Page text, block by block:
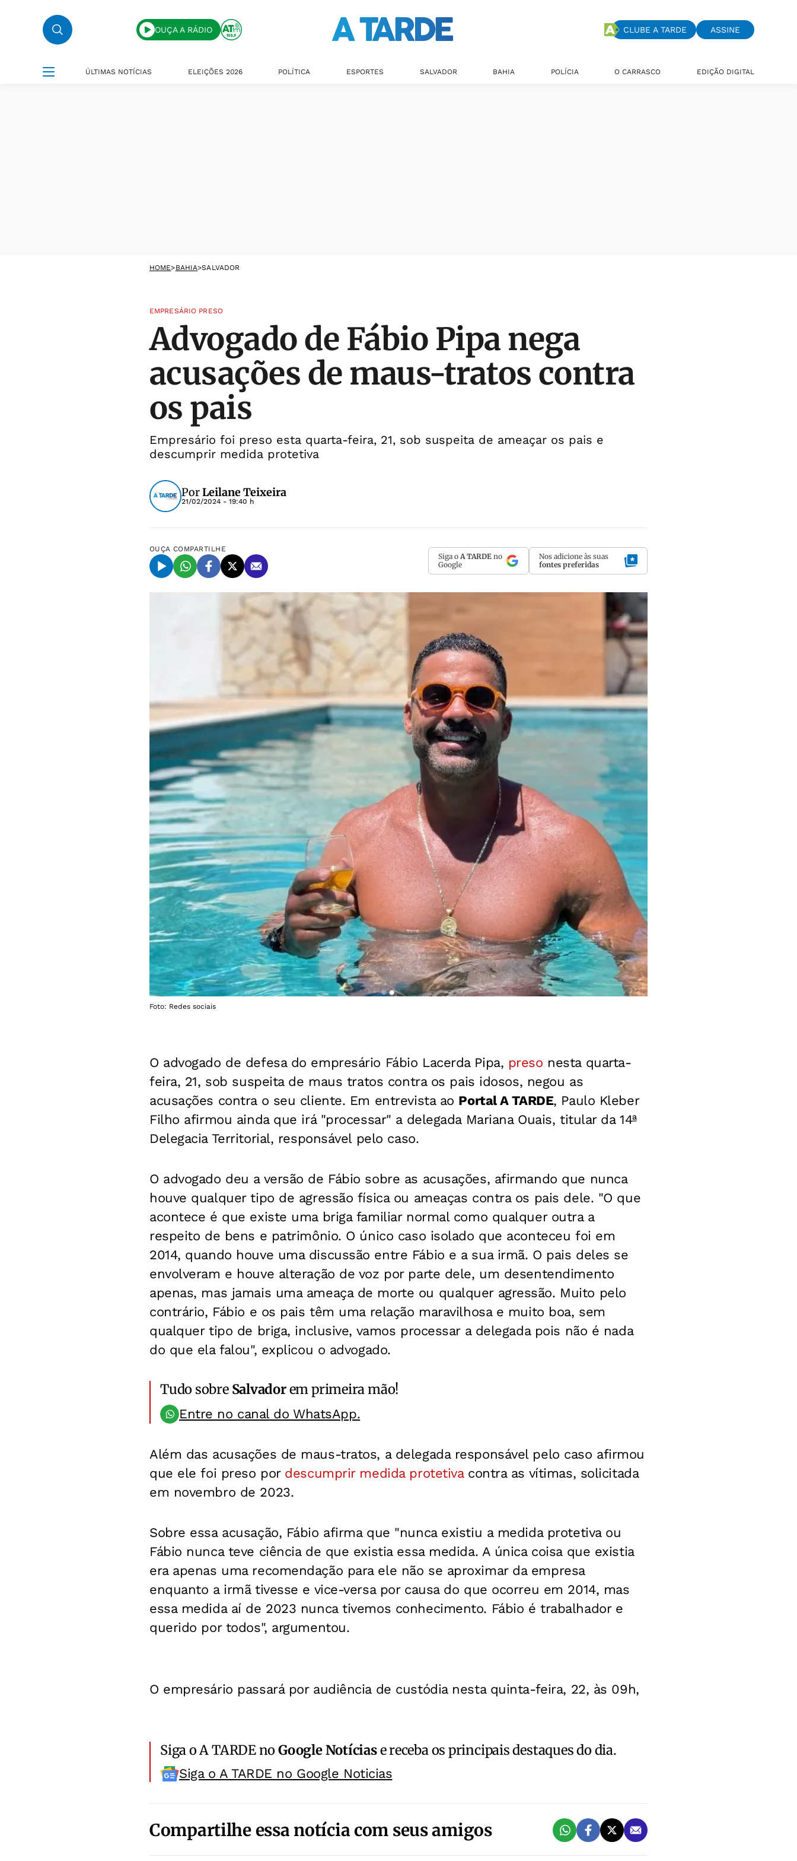
OUÇA A RÁDIO CLUBE A TARDE ASSINE
ÚLTIMAS NOTÍCIAS ELEIÇÕES 2026 POLÍTICA ESPORTES SALVADOR BAHIA POLÍCIA O CARRASCO EDIÇÃO DIGITAL
HOME>BAHIA>SALVADOR
EMPRESÁRIO PRESO
Advogado de Fábio Pipa nega
acusações de maus-tratos contra
os pais
Empresário foi preso esta quarta-feira, 21, sob suspeita de ameaçar os pais e
descumprir medida protetiva
PorLeilane Teixeira
21/02/2024 - 19:40 h
OUÇA COMPARTILHE
Siga o A TARDE no
Google
Nos adicione às suas
fontes preferidas
Foto: Redes sociais
O advogado de defesa do empresário Fábio Lacerda Pipa, preso nesta quarta-
feira, 21, sob suspeita de maus tratos contra os pais idosos, negou as
acusações contra o seu cliente. Em entrevista ao Portal A TARDE, Paulo Kleber
Filho afirmou ainda que irá "processar" a delegada Mariana Ouais, titular da 14ª
Delegacia Territorial, responsável pelo caso.
O advogado deu a versão de Fábio sobre as acusações, afirmando que nunca
houve qualquer tipo de agressão física ou ameaças contra os pais dele. "O que
acontece é que existe uma briga familiar normal como qualquer outra a
respeito de bens e patrimônio. O único caso isolado que aconteceu foi em
2014, quando houve uma discussão entre Fábio e a sua irmã. O pais deles se
envolveram e houve alteração de voz por parte dele, um desentendimento
apenas, mas jamais uma ameaça de morte ou qualquer agressão. Muito pelo
contrário, Fábio e os pais têm uma relação maravilhosa e muito boa, sem
qualquer tipo de briga, inclusive, vamos processar a delegada pois não é nada
do que ela falou", explicou o advogado.
Tudo sobre Salvadorem primeira mão!
Entre no canal do WhatsApp.
Além das acusações de maus-tratos, a delegada responsável pelo caso afirmou
que ele foi preso por descumprir medida protetivacontra as vítimas, solicitada
em novembro de 2023.
Sobre essa acusação, Fábio afirma que "nunca existiu a medida protetiva ou
Fábio nunca teve ciência de que existia essa medida. A única coisa que existia
era apenas uma recomendação para ele não se aproximar da empresa
enquanto a irmã tivesse e vice-versa por causa do que ocorreu em 2014, mas
essa medida aí de 2023 nunca tivemos conhecimento. Fábio é trabalhador e
querido por todos", argumentou.
O empresário passará por audiência de custódia nesta quinta-feira, 22, às 09h,
Siga o A TARDE noGoogle Notíciase receba os principais destaques do dia.
Siga o A TARDE no Google Noticias
Compartilhe essa notícia com seus amigos